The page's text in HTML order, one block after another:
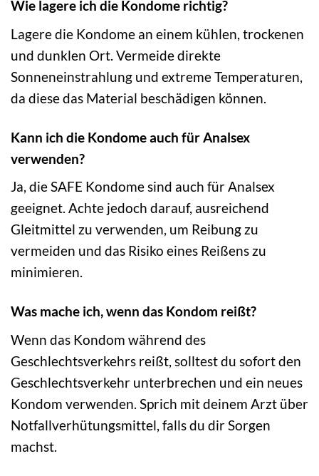
Wie lagere ich die Kondome richtig?
Lagere die Kondome an einem kühlen, trockenen
und dunklen Ort. Vermeide direkte
Sonneneinstrahlung und extreme Temperaturen,
da diese das Material beschädigen können.
Kann ich die Kondome auch für Analsex
verwenden?
Ja, die SAFE Kondome sind auch für Analsex
geeignet. Achte jedoch darauf, ausreichend
Gleitmittel zu verwenden, um Reibung zu
vermeiden und das Risiko eines Reißens zu
minimieren.
Was mache ich, wenn das Kondom reißt?
Wenn das Kondom während des
Geschlechtsverkehrs reißt, solltest du sofort den
Geschlechtsverkehr unterbrechen und ein neues
Kondom verwenden. Sprich mit deinem Arzt über
Notfallverhütungsmittel, falls du dir Sorgen
machst.